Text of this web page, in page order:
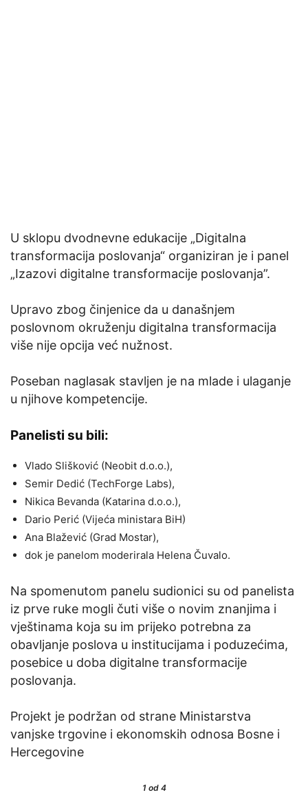
U sklopu dvodnevne edukacije „Digitalna
transformacija poslovanja“ organiziran je i panel
„Izazovi digitalne transformacije poslovanja”.
Upravo zbog činjenice da u današnjem
poslovnom okruženju digitalna transformacija
više nije opcija već nužnost.
Poseban naglasak stavljen je na mlade i ulaganje
u njihove kompetencije.
Panelisti su bili:
Vlado Slišković (Neobit d.o.o.),
Semir Dedić (TechForge Labs),
Nikica Bevanda (Katarina d.o.o.),
Dario Perić (Vijeća ministara BiH)
Ana Blažević (Grad Mostar),
dok je panelom moderirala Helena Čuvalo.
Na spomenutom panelu sudionici su od panelista
iz prve ruke mogli čuti više o novim znanjima i
vještinama koja su im prijeko potrebna za
obavljanje poslova u institucijama i poduzećima,
posebice u doba digitalne transformacije
poslovanja.
Projekt je podržan od strane Ministarstva
vanjske trgovine i ekonomskih odnosa Bosne i
Hercegovine
1od 4